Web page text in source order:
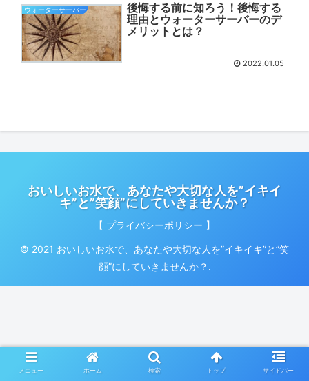
ウォーターサーバー
後悔する前に知ろう！後悔する
理由とウォーターサーバーのデ
メリットとは？
2022.01.05
おいしいお水で、あなたや大切な人を”イキイ
キ”と”笑顔”にしていきませんか？
【 プライバシーポリシー 】
© 2021 おいしいお水で、あなたや大切な人を”イキイキ”と”笑
顔”にしていきませんか？.
メニュー ホーム 検索 トップ サイドバー